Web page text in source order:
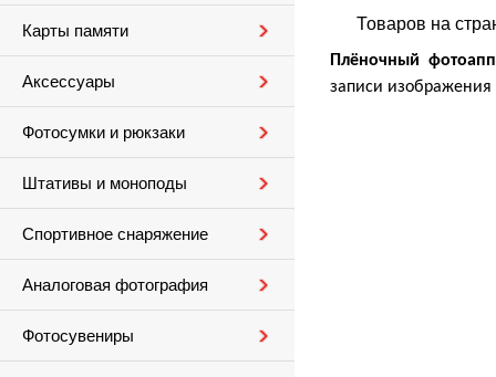
Карты памяти
Аксессуары
Фотосумки и рюкзаки
Штативы и моноподы
Спортивное снаряжение
Аналоговая фотография
Фотосувениры
Товаров на
Плёночный
записи